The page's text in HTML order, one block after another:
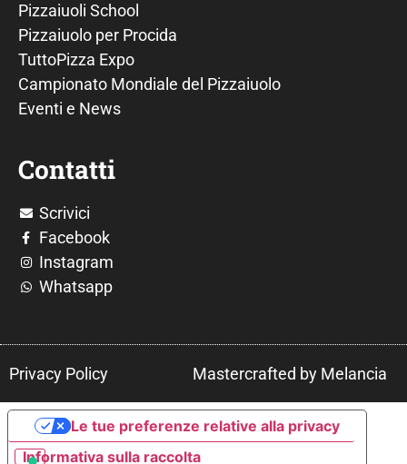
Pizzaiuoli School
Pizzaiuolo per Procida
TuttoPizza Expo
Campionato Mondiale del Pizzaiuolo
Eventi e News
Contatti
Scrivici
Facebook
Instagram
Whatsapp
Privacy Policy Mastercrafted by Melancia
Informativa sulla raccolta
Le tue preferenze relative alla privacy